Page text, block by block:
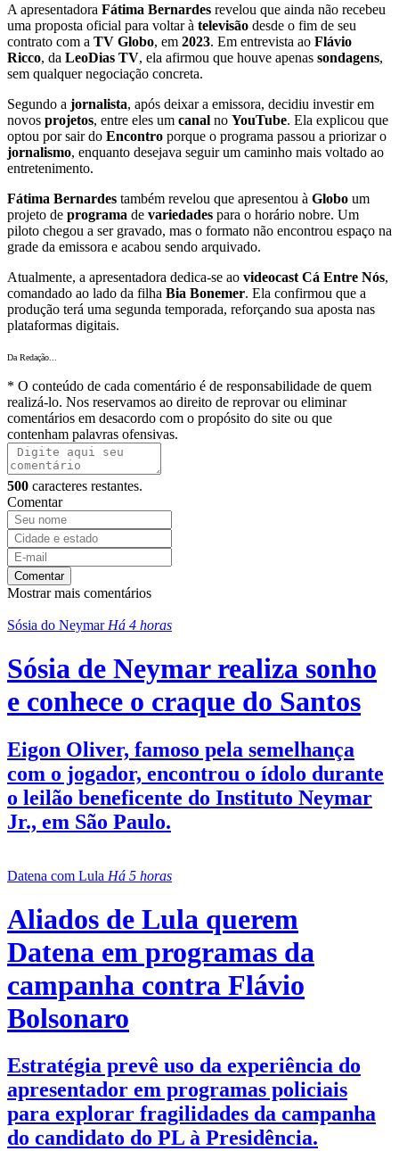
A apresentadora Fátima Bernardes revelou que ainda não recebeu
uma proposta oficial para voltar à televisão desde o fim de seu
contrato com a TV Globo, em 2023. Em entrevista ao Flávio
Ricco, da LeoDias TV, ela afirmou que houve apenas sondagens,
sem qualquer negociação concreta.
Segundo a jornalista, após deixar a emissora, decidiu investir em
novos projetos, entre eles um canal no YouTube. Ela explicou que
optou por sair do Encontro porque o programa passou a priorizar o
jornalismo, enquanto desejava seguir um caminho mais voltado ao
entretenimento.
Fátima Bernardes também revelou que apresentou à Globo um
projeto de programa de variedades para o horário nobre. Um
piloto chegou a ser gravado, mas o formato não encontrou espaço na
grade da emissora e acabou sendo arquivado.
Atualmente, a apresentadora dedica-se ao videocast Cá Entre Nós,
comandado ao lado da filha Bia Bonemer. Ela confirmou que a
produção terá uma segunda temporada, reforçando sua aposta nas
plataformas digitais.
Da Redação...
* O conteúdo de cada comentário é de responsabilidade de quem
realizá-lo. Nos reservamos ao direito de reprovar ou eliminar
comentários em desacordo com o propósito do site ou que
contenham palavras ofensivas.
500 caracteres restantes.
Comentar
Comentar
Mostrar mais comentários
Sósia do Neymar Há 4 horas
Sósia de Neymar realiza sonho
e conhece o craque do Santos
Eigon Oliver, famoso pela semelhança
com o jogador, encontrou o ídolo durante
o leilão beneficente do Instituto Neymar
Jr., em São Paulo.
Datena com Lula Há 5 horas
Aliados de Lula querem
Datena em programas da
campanha contra Flávio
Bolsonaro
Estratégia prevê uso da experiência do
apresentador em programas policiais
para explorar fragilidades da campanha
do candidato do PL à Presidência.